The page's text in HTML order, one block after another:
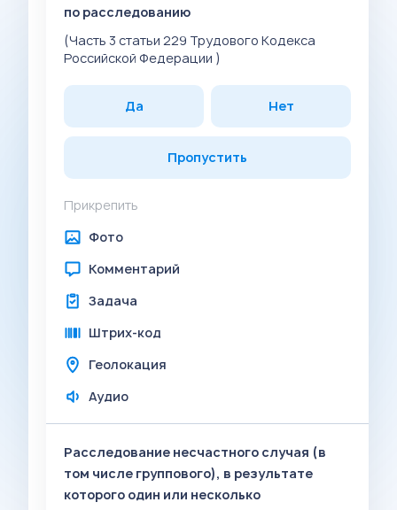
по расследованию
(Часть 3 статьи 229 Трудового Кодекса
Российской Федерации )
Да Нет
Пропустить
Прикрепить
Фото
Комментарий
Задача
Штрих-код
Геолокация
Аудио
Расследование несчастного случая (в
том числе группового), в результате
которого один или несколько